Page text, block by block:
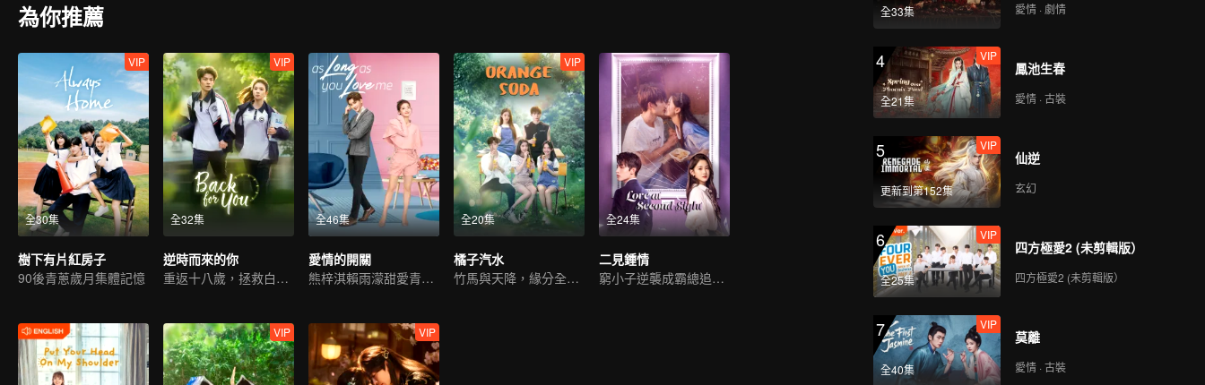
為你推薦
全30集
VIP
樹下有片紅房子
90後青蔥歲月集體記憶
全32集
VIP
逆時而來的你
重返十八歲，拯救白月光
全46集
愛情的開關
熊梓淇賴雨濛甜愛青梅竹馬
全20集
VIP
橘子汽水
竹馬與天降，緣分全靠搶
全24集
二見鍾情
窮小子逆襲成霸總追初戀
VIP VIP
全33集 愛情 · 劇情
4
全21集
VIP
鳳池生春
愛情 · 古裝
5
更新到第152集
VIP
仙逆
玄幻
6
全25集
VIP
四方極愛2 (未剪輯版）
四方極愛2 (未剪輯版）
7
全40集
VIP
莫離
愛情 · 古裝